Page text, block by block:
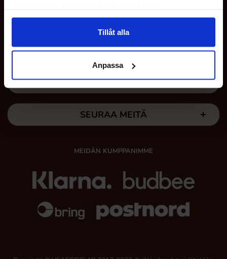
Tillåt alla
Anpassa
ASIAKASPALVELU
OMAT SIVUT
TÄÄLLÄ ME OLEMME
SEURAA MEITÄ
MEIDÄN KUMPPANIMME